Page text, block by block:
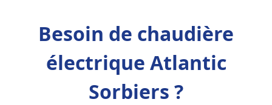
Besoin de chaudière
électrique Atlantic
Sorbiers ?